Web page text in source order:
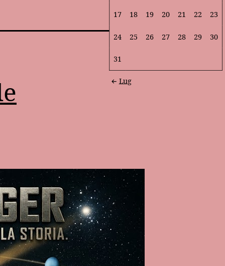
17 18 19 20 21 22 23
24 25 26 27 28 29 30
31
Lug